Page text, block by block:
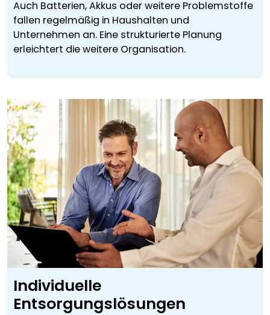
Auch Batterien, Akkus oder weitere Problemstoffe
fallen regelmäßig in Haushalten und
Unternehmen an. Eine strukturierte Planung
erleichtert die weitere Organisation.
Individuelle
Entsorgungslösungen